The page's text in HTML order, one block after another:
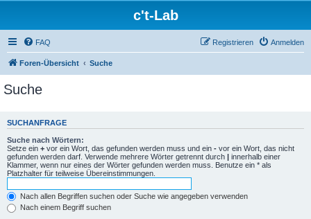
c't-Lab
FAQ Anmelden
Registrieren
Foren-Übersicht Suche
Suche
SUCHANFRAGE
Suche nach Wörtern:
Setze ein + vor ein Wort, das gefunden werden muss und ein - vor ein Wort, das nicht
gefunden werden darf. Verwende mehrere Wörter getrennt durch | innerhalb einer
Klammer, wenn nur eines der Wörter gefunden werden muss. Benutze ein * als
Platzhalter für teilweise Übereinstimmungen.
Nach allen Begriffen suchen oder Suche wie angegeben verwenden
Nach einem Begriff suchen